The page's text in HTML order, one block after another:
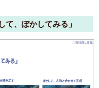
て、ぼかしてみる」